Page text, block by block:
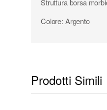
Struttura borsa
Colore: Argento
Prodotti Simili